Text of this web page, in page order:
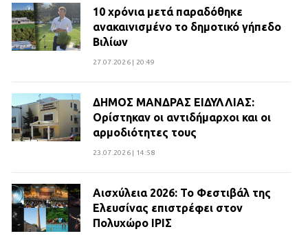
10 χρόνια μετά παραδόθηκε
ανακαινισμένο το δημοτικό γήπεδο
Βιλίων
27.07.2026 | 20:49
ΔΗΜΟΣ ΜΑΝΔΡΑΣ ΕΙΔΥΛΛΙΑΣ:
Ορίστηκαν οι αντιδήμαρχοι και οι
αρμοδιότητες τους
23.07.2026 | 14:58
Αισχύλεια 2026: Το Φεστιβάλ της
Ελευσίνας επιστρέφει στον
Πολυχώρο ΙΡΙΣ